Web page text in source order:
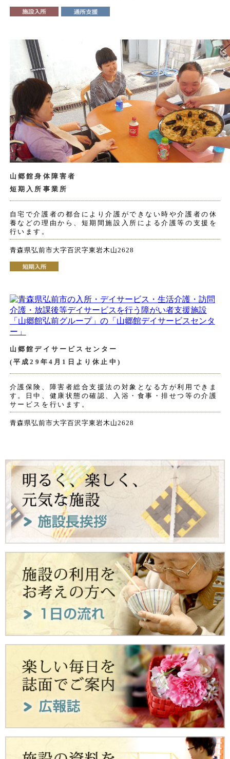
山郷館身体障害者
短期入所事業所
自宅で介護者の都合により介護ができない時や介護者の休
養などの理由から、短期間施設入所による介護等の支援を
行います。
青森県弘前市大字百沢字東岩木山2628
山郷館デイサービスセンター
(平成29年4月1日より休止中)
介護保険、障害者総合支援法の対象となる方が利用できま
す。日中、健康状態の確認、入浴・食事・排せつ等の介護
サービスを行います。
青森県弘前市大字百沢字東岩木山2628